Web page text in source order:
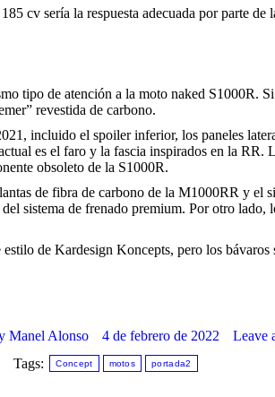
cv sería la respuesta adecuada por parte de
tipo de atención a la moto naked
revestida de carbono.
incluido el spoiler inferior, los paneles
es el faro y la fascia inspirados en la RR.
obsoleto de la S1000R.
de fibra de carbono de la M1000RR y el
sistema de frenado premium. Por otro lado,
de Kardesign Koncepts, pero los
Manel Alonso 4 de febrero de 2022
Leave
Tags:
Concept motos portada2